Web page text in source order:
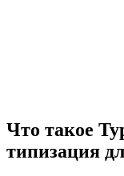
Что такое
типизация